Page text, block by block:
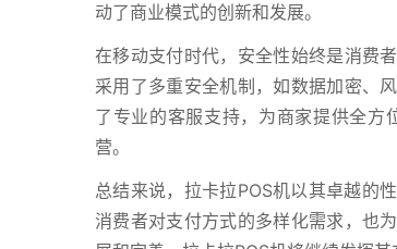
动了商业模式的创新和发展。
在移动支付时代，安全性始终是消费
采用了多重安全机制，如数据加密、
了专业的客服支持，为商家提供全方
营。
总结来说，拉卡拉POS机以其卓越的
消费者对支付方式的多样化需求，也